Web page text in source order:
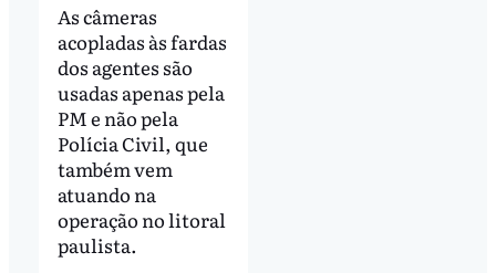
As câmeras
acopladas às fardas
dos agentes são
usadas apenas pela
PM e não pela
Polícia Civil, que
também vem
atuando na
operação no litoral
paulista.